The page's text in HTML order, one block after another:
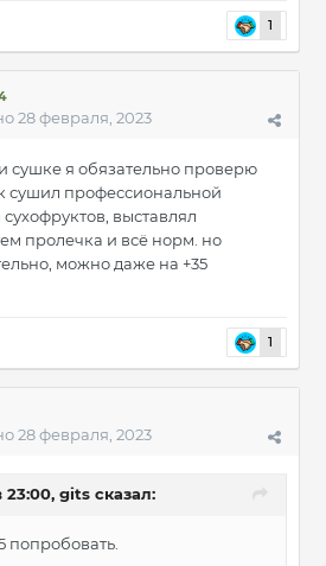
1
28 февраля, 2023
сушке я обязательно проверю
сушил профессиональной
выставлял
пролечка и всё норм. но
можно даже на +35
1
28 февраля, 2023
23:00, gits сказал:
попробовать.